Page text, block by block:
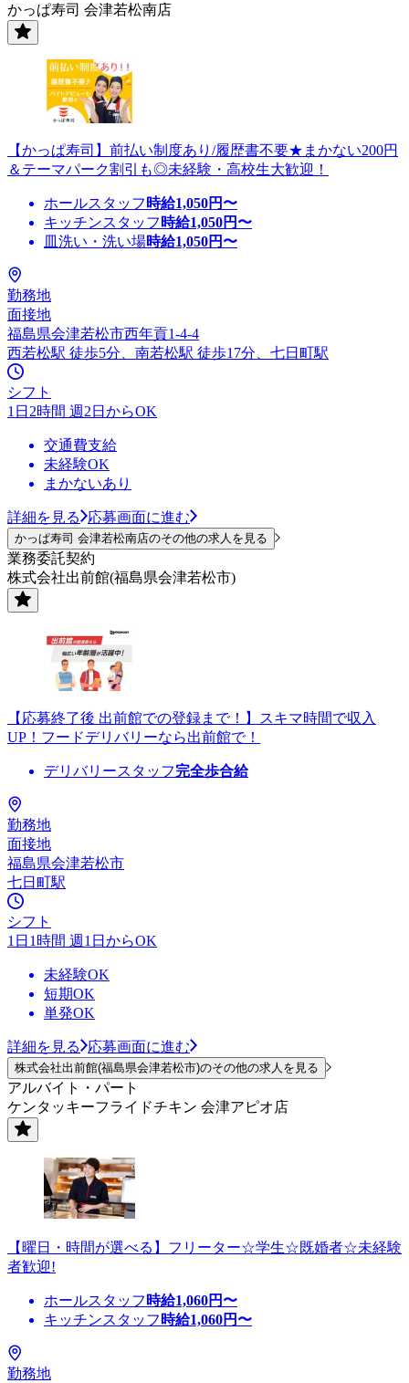
かっぱ寿司 会津若松南店
【かっぱ寿司】前払い制度あり/履歴書不要★まかない200円
＆テーマパーク割引も◎未経験・高校生大歓迎！
ホールスタッフ 時給1,050円〜
キッチンスタッフ 時給1,050円〜
皿洗い・洗い場時給1,050円〜
勤務地
面接地
福島県会津若松市西年貢1-4-4
西若松駅 徒歩5分、南若松駅 徒歩17分、七日町駅
シフト
1日2時間 週2日からOK
交通費支給
未経験OK
まかないあり
詳細を見る 応募画面に進む
かっぱ寿司 会津若松南店のその他の求人を見る
業務委託契約
株式会社出前館(福島県会津若松市)
【応募終了後 出前館での登録まで！】スキマ時間で収入
UP！フードデリバリーなら出前館で！
デリバリースタッフ完全歩合給
勤務地
面接地
福島県会津若松市
七日町駅
シフト
1日1時間 週1日からOK
未経験OK
短期OK
単発OK
詳細を見る 応募画面に進む
株式会社出前館(福島県会津若松市)のその他の求人を見る
アルバイト・パート
ケンタッキーフライドチキン 会津アピオ店
【曜日・時間が選べる】フリーター☆学生☆既婚者☆未経験
者歓迎!
ホールスタッフ 時給1,060円〜
キッチンスタッフ 時給1,060円〜
勤務地